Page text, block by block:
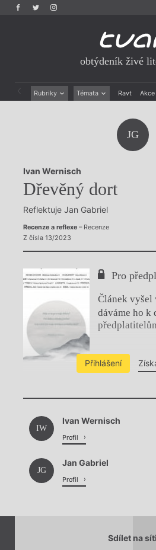
obtýdeník živé
Rubriky Témata Ravt Akce
Rozhovory
Dokument
Výroční ceny
JG
Ivan Wernisch
Dřevěný dort
Reflektuje Jan Gabriel
Recenze a reflexe– Recenze
Z čísla 13/2023
Pro
Článek vyšel
dáváme ho k
Přihlášení
Načítá se.
IW
Ivan Wernisch
Profil
JG
Jan Gabriel
Profil
Sdílet na síti